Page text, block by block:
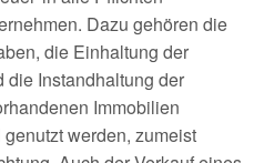
Dazu gehören die
die Einhaltung der
die Instandhaltung der
Immobilien
werden, zumeist